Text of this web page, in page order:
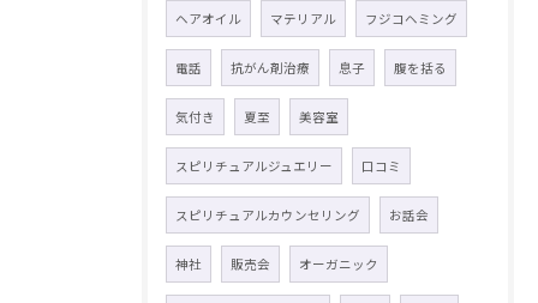
ヘアオイル マテリアル フジコヘミング
電話 抗がん剤治療 息子 腹を括る
気付き 夏至 美容室
スピリチュアルジュエリー 口コミ
スピリチュアルカウンセリング お話会
神社 販売会 オーガニック